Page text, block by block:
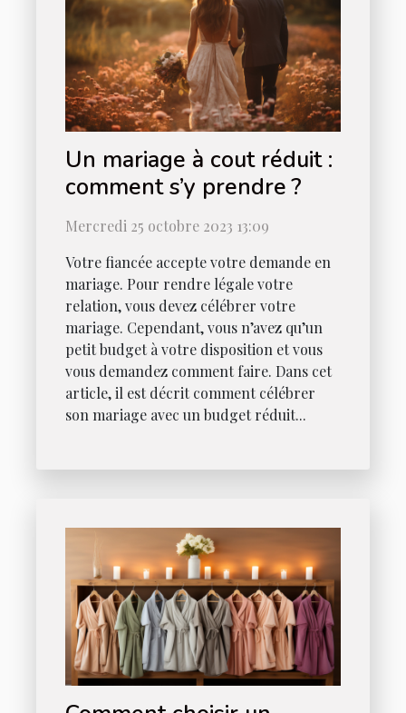
Un mariage à cout réduit :
comment s’y prendre ?
Mercredi 25 octobre 2023 13:09
Votre fiancée accepte votre demande en
mariage. Pour rendre légale votre
relation, vous devez célébrer votre
mariage. Cependant, vous n’avez qu’un
petit budget à votre disposition et vous
vous demandez comment faire. Dans cet
article, il est décrit comment célébrer
son mariage avec un budget réduit...